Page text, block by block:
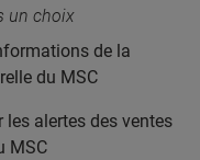
un choix
de la
du MSC
alertes des ventes
MSC